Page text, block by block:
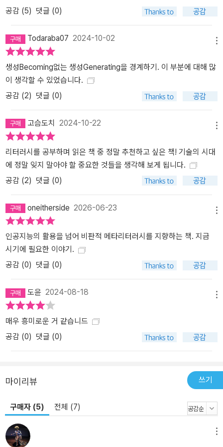
공감 (5) 댓글 (0)
Todaraba07 2024-10-02
생성Becoming없는 생성Generating을 경계하기. 이 부분에 대해 많
이 생각할 수 있었습니다.
공감 (2) 댓글 (0)
고슴도치 2024-10-22
리터러시를 공부하며 읽은 책 중 정말 추천하고 싶은 책! 기술의 시대
에 정말 잊지 말아야 할 중요한 것들을 생각해 보게 됩니다.
공감 (2) 댓글 (0)
oneitherside 2026-06-23
인공지능의 활용을 넘어 비판적 메타리터러시를 지향하는 책. 지금
시기에 필요한 이야기.
공감 (0) 댓글 (0)
도윤 2024-08-18
매우 흥미로운 거 같습니드
공감 (0) 댓글 (0)
마이리뷰 쓰기
구매자 (5) 전체 (7)